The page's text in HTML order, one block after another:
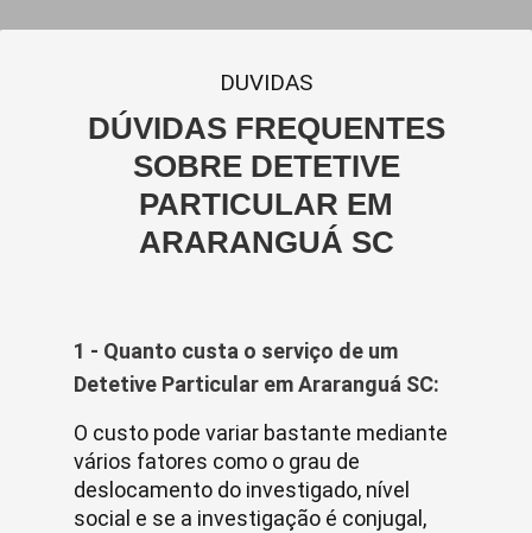
DUVIDAS
DÚVIDAS FREQUENTES
SOBRE DETETIVE
PARTICULAR EM
ARARANGUÁ SC
1 - Quanto custa o serviço de um
Detetive Particular em Araranguá SC:
O custo pode variar bastante mediante
vários fatores como o grau de
deslocamento do investigado, nível
social e se a investigação é conjugal,